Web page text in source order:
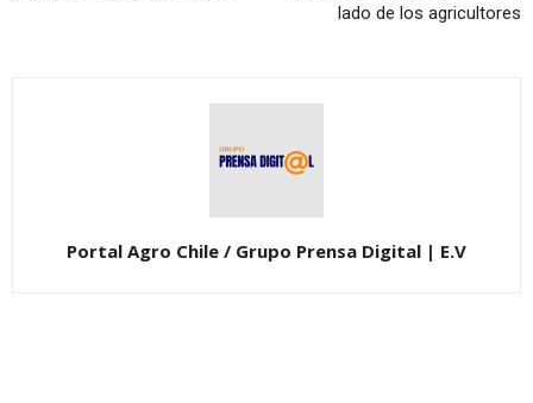
lado de los agricultores
Portal Agro Chile / Grupo Prensa Digital | E.V